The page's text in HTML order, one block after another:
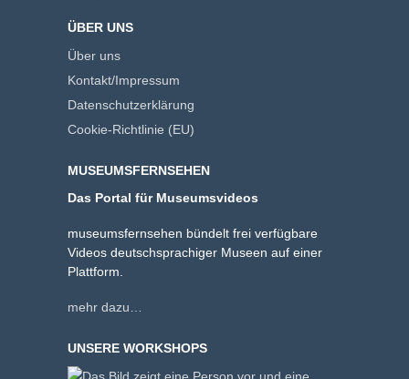
ÜBER UNS
Über uns
Kontakt/Impressum
Datenschutzerklärung
Cookie-Richtlinie (EU)
MUSEUMSFERNSEHEN
Das Portal für Museumsvideos
museumsfernsehen bündelt frei verfügbare
Videos deutschsprachiger Museen auf einer
Plattform.
mehr dazu…
UNSERE WORKSHOPS